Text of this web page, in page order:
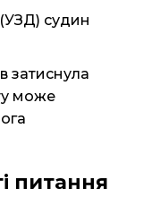
судин
затиснула
може
питання